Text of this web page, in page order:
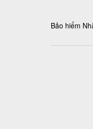
Bảo hiểm